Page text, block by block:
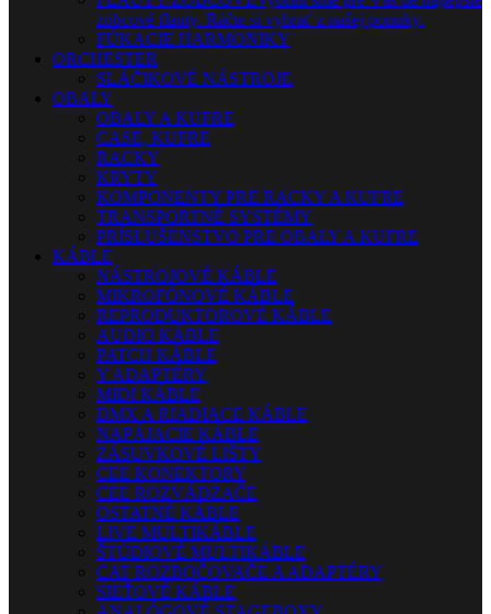
zobcové flauty. Ráčte si vybrať z našej ponuky.
FÚKACIE HARMONIKY
ORCHESTER
SLÁČIKOVÉ NÁSTROJE
OBALY
OBALY A KUFRE
CASE, KUFRE
RACKY
KRYTY
KOMPONENTY PRE RACKY A KUFRE
TRANSPORTNÉ SYSTÉMY
PRÍSLUŠENSTVO PRE OBALY A KUFRE
KÁBLE
NÁSTROJOVÉ KÁBLE
MIKROFÓNOVÉ KÁBLE
REPRODUKTOROVÉ KÁBLE
AUDIO KÁBLE
PATCH KÁBLE
Y ADAPTÉRY
MIDI KÁBLE
DMX A RIADIACE KÁBLE
NAPÁJACIE KÁBLE
ZÁSUVKOVÉ LIŠTY
CEE KONEKTORY
CEE ROZVÁDZAČE
OSTATNÉ KÁBLE
LIVE MULTIKÁBLE
ŠTÚDIOVÉ MULTIKÁBLE
CAT ROZBOČOVAČE A ADAPTÉRY
SIEŤOVÉ KÁBLE